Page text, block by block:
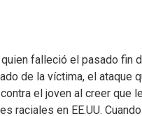
falleció el pasado fin
de la víctima, el ataque
el joven al creer que le
raciales en EE.UU. Cuando